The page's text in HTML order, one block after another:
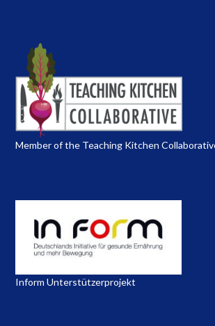
Member of the Teaching Kitchen
Inform Unterstützerprojekt